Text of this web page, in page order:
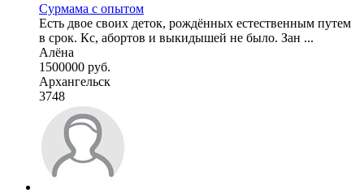
Сурмама с опытом
Есть двое своих деток, рождённых естественным путем
в срок. Кс, абортов и выкидышей не было. Зан ...
Алёна
1500000 руб.
Архангельск
3748